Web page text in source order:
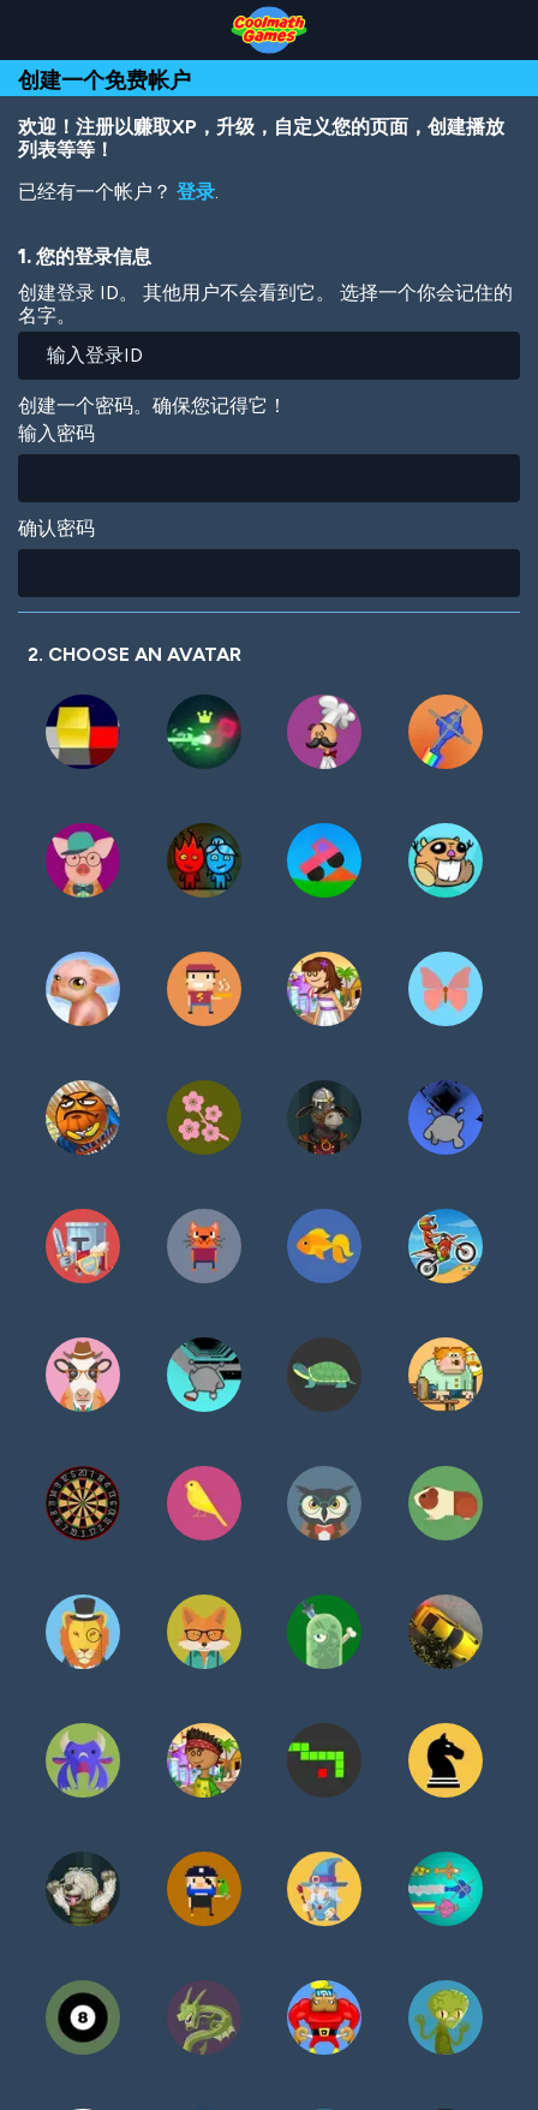
Top
of
Page
Navigation
Main
Content
Footer
到
主
要
内
容
创建一个免费帐户
欢迎！注册以赚取XP，升级，自定义您的页面，创建播放
列表等等！
已经有一个帐户？ 登录.
1. 您的登录信息
创建登录 ID。 其他用户不会看到它。 选择一个你会记住的
名字。
创建一个密码。确保您记得它！
输入密码
确认密码
2. CHOOSE AN AVATAR